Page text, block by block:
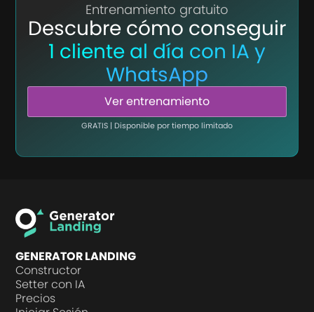
Entrenamiento gratuito
Descubre cómo conseguir
1 cliente al día con IA y
WhatsApp
Ver entrenamiento
GRATIS | Disponible por tiempo limitado
GENERATOR LANDING
Constructor
Setter con IA
Precios